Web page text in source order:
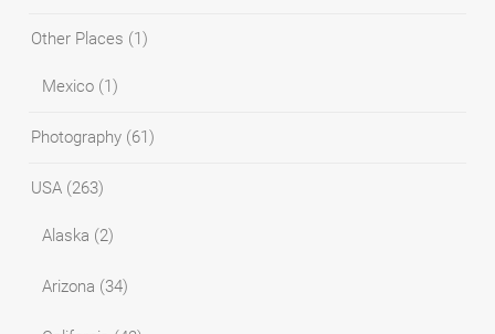
Other Places (1)
Mexico (1)
Photography (61)
USA (263)
Alaska (2)
Arizona (34)